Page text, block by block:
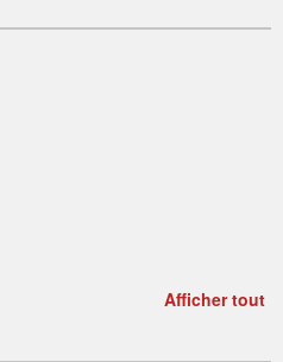
Afficher tout